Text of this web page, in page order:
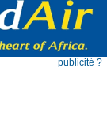
publicité ?